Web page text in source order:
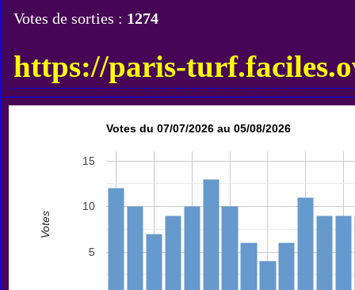
Votes de sorties : 1274
https://paris-
Votes du 07/07/2026 au 05/08/2026
5
10
15
Votes